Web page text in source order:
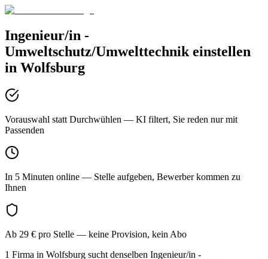
Ingenieur/in -
Umweltschutz/Umwelttechnik einstellen
in Wolfsburg
Vorauswahl statt Durchwühlen — KI filtert, Sie reden nur mit
Passenden
In 5 Minuten online — Stelle aufgeben, Bewerber kommen zu
Ihnen
Ab 29 € pro Stelle — keine Provision, kein Abo
1 Firma in Wolfsburg sucht denselben Ingenieur/in -